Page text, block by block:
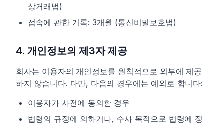
상거래법)
접속에 관한 기록: 3개월 (통신비밀보호법)
4. 개인정보의 제3자 제공
회사는 이용자의 개인정보를 원칙적으로 외부에 제공
하지 않습니다. 다만, 다음의 경우에는 예외로 합니다:
이용자가 사전에 동의한 경우
법령의 규정에 의하거나, 수사 목적으로 법령에 정